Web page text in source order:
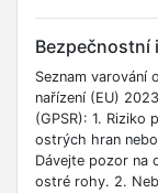
Bezpečnostní
Seznam varování
nařízení (EU)
(GPSR): 1. Riziko
ostrých hran
Dávejte pozor na
ostré rohy. 2.